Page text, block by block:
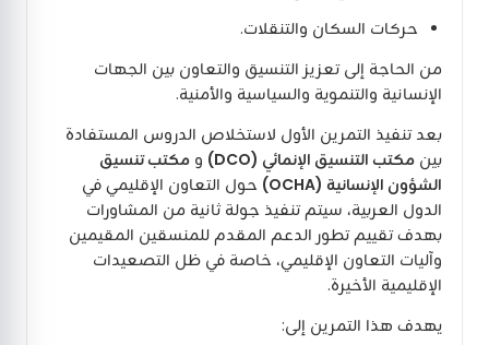
حركات السكان والتنقلات.
من الحاجة إلى تعزيز التنسيق والتعاون بين الجهات
الإنسانية والتنموية والسياسية والأمنية.
بعد تنفيذ التمرين الأول لاستخلاص الدروس المستفادة
بين مكتب التنسيق الإنمائي (DCO) و مكتب تنسيق
الشؤون الإنسانية (OCHA)
حول التعاون الإقليمي في
الدول العربية، سيتم تنفيذ جولة ثانية من المشاورات
بهدف تقييم تطور الدعم المقدم للمنسقين المقيمين
وآليات التعاون الإقليمي، خاصة في ظل التصعيدات
الإقليمية الأخيرة.
يهدف هذا التمرين إلى: